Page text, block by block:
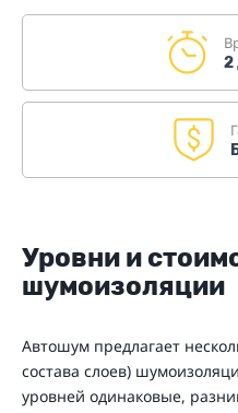
2
Уровни и
шумоизоляции
Автошум предлагает
состава слоев)
уровней одинаковые,